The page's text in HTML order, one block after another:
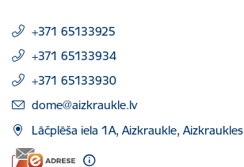
+371 65133925
+371 65133934
+371 65133930
E-pasts:
dome@aizkraukle.lv
Lāčplēša iela 1A, Aizkraukle,